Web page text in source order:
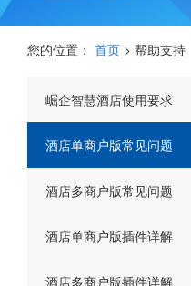
您的位置： 首页 > 帮助支持
崛企智慧酒店使用要求
酒店单商户版常见问题
酒店多商户版常见问题
酒店单商户版插件详解
酒店多商户版插件详解